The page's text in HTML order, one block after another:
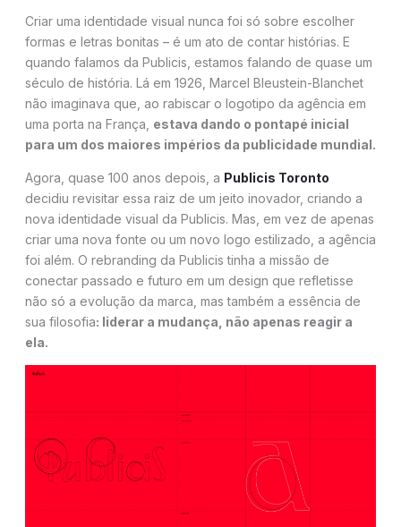
Criar uma identidade visual nunca foi só sobre escolher
formas e letras bonitas – é um ato de contar histórias. E
quando falamos da Publicis, estamos falando de quase um
século de história. Lá em 1926, Marcel Bleustein-Blanchet
não imaginava que, ao rabiscar o logotipo da agência em
uma porta na França, estava dando o pontapé inicial
para um dos maiores impérios da publicidade mundial.
Agora, quase 100 anos depois, a Publicis Toronto
decidiu revisitar essa raiz de um jeito inovador, criando a
nova identidade visual da Publicis. Mas, em vez de apenas
criar uma nova fonte ou um novo logo estilizado, a agência
foi além. O rebranding da Publicis​ tinha a missão de
conectar passado e futuro em um design que refletisse
não só a evolução da marca, mas também a essência de
sua filosofia: liderar a mudança, não apenas reagir a
ela.